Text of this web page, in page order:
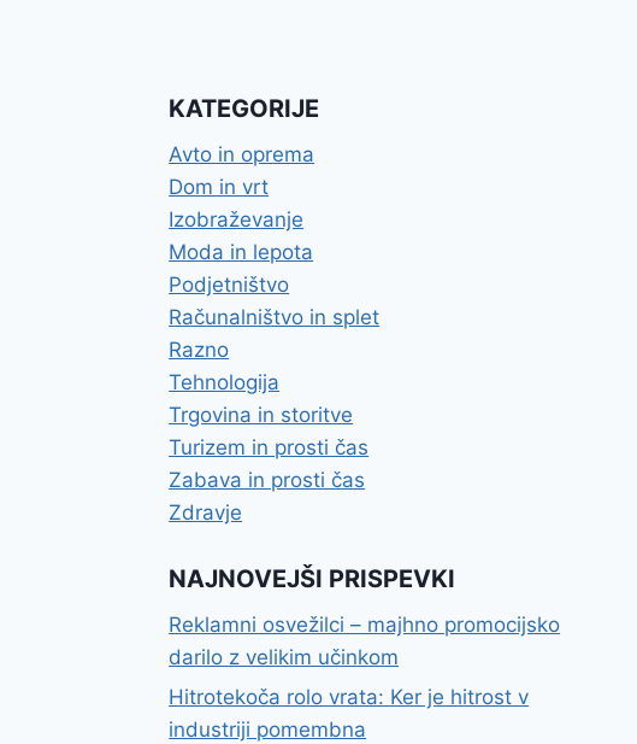
KATEGORIJE
Avto in oprema
Dom in vrt
Izobraževanje
Moda in lepota
Podjetništvo
Računalništvo in splet
Razno
Tehnologija
Trgovina in storitve
Turizem in prosti čas
Zabava in prosti čas
Zdravje
NAJNOVEJŠI PRISPEVKI
Reklamni osvežilci – majhno promocijsko
darilo z velikim učinkom
Hitrotekoča rolo vrata: Ker je hitrost v
industriji pomembna